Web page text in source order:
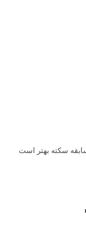
سابقه سکته بهتر است